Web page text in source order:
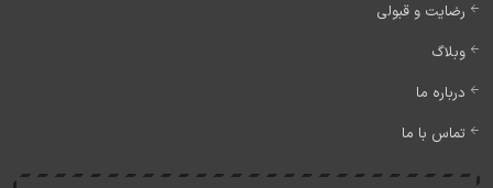
رضایت و قبولی
وبلاگ
درباره ما
تماس با ما